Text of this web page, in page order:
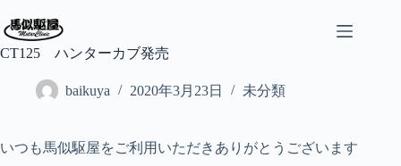
ン
テ
ッ
CT125 ハンターカブ発売
baikuya 2020年3月23日 未分類
いつも馬似駆屋をご利用いただきありがとうございます